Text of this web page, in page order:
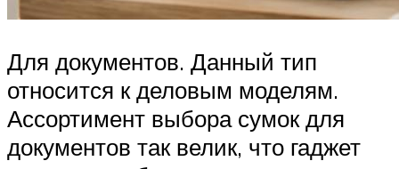
Для документов. Данный тип
относится к деловым моделям.
Ассортимент выбора сумок для
документов так велик, что гаджет